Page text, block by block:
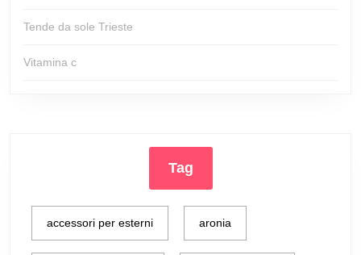
Tende da sole Trieste
Vitamina c
Tag
accessori per esterni aronia